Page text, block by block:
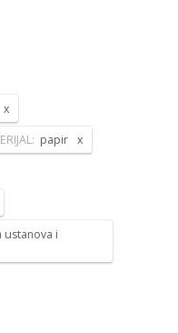
papir
ustanova i